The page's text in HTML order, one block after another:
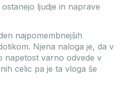
ljudje in naprave
najpomembnejših
Njena naloga je, da v
napetost varno odvede v
celic pa je ta vloga še